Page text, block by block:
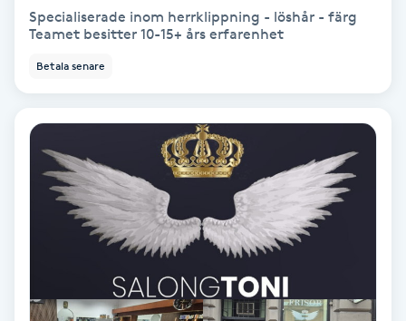
Hyaluronsyra
Hypnos
Hårborttagning
Hårbottenbehandling
Hårförlängning
Specialiserade inom herrklippning - löshår - färg
Teamet besitter 10-15+ års erfarenhet
Betala senare